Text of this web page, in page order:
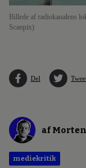
Billede af radiokanalens
Scanpix)
Del
af
mediekritik